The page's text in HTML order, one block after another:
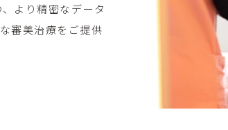
より精密なデータ
審美治療をご提供